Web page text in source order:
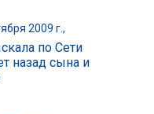
2009 г.,
по Сети
назад сына и